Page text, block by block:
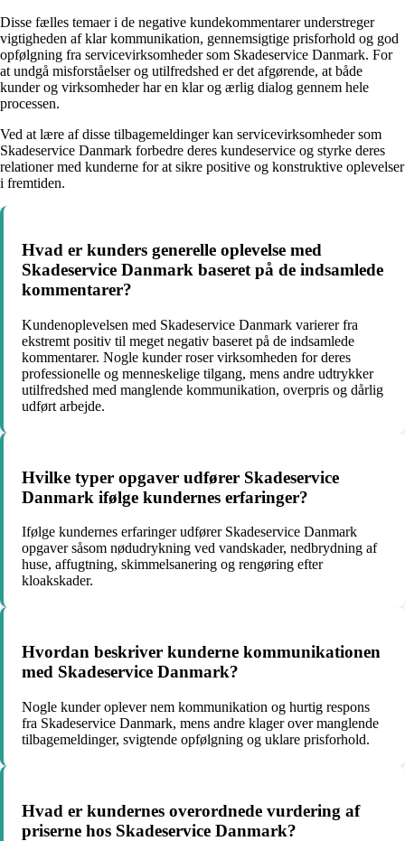
Disse fælles temaer i de negative kundekommentarer understreger
vigtigheden af klar kommunikation, gennemsigtige prisforhold og god
opfølgning fra servicevirksomheder som Skadeservice Danmark. For
at undgå misforståelser og utilfredshed er det afgørende, at både
kunder og virksomheder har en klar og ærlig dialog gennem hele
processen.
Ved at lære af disse tilbagemeldinger kan servicevirksomheder som
Skadeservice Danmark forbedre deres kundeservice og styrke deres
relationer med kunderne for at sikre positive og konstruktive oplevelser
i fremtiden.
Hvad er kunders generelle oplevelse med
Skadeservice Danmark baseret på de indsamlede
kommentarer?
Kundenoplevelsen med Skadeservice Danmark varierer fra
ekstremt positiv til meget negativ baseret på de indsamlede
kommentarer. Nogle kunder roser virksomheden for deres
professionelle og menneskelige tilgang, mens andre udtrykker
utilfredshed med manglende kommunikation, overpris og dårlig
udført arbejde.
Hvilke typer opgaver udfører Skadeservice
Danmark ifølge kundernes erfaringer?
Ifølge kundernes erfaringer udfører Skadeservice Danmark
opgaver såsom nødudrykning ved vandskader, nedbrydning af
huse, affugtning, skimmelsanering og rengøring efter
kloakskader.
Hvordan beskriver kunderne kommunikationen
med Skadeservice Danmark?
Nogle kunder oplever nem kommunikation og hurtig respons
fra Skadeservice Danmark, mens andre klager over manglende
tilbagemeldinger, svigtende opfølgning og uklare prisforhold.
Hvad er kundernes overordnede vurdering af
priserne hos Skadeservice Danmark?